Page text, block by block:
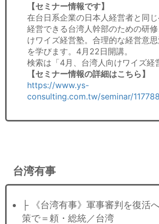
【セミナー情報です】
在台日系企業の日本人経営者と同
経営できる台湾人幹部のための研
けワイズ経営塾。合理的な経営意
を学びます。4月22日開講。
検索は「4月、台湾人向けワイズ経
【セミナー情報の詳細はこちら】
https://www.ys-
consulting.com.tw/seminar/
台湾有事
├ 《台湾有事》軍事審判を復活
策で＝頼・総統／台湾